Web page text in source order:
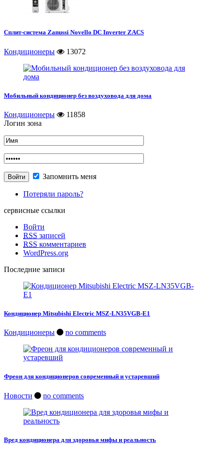
Сплит-система Zanussi Novello DC Inverter ZACS
Кондиционеры 13072
Мобильный кондиционер без воздуховода для дома
Кондиционеры
11858
Логин зона
Запомнить меня
Потеряли пароль?
сервисные ссылки
Войти
RSS записей
RSS комментариев
WordPress.org
Последние записи
Кондиционер Mitsubishi Electric MSZ-LN35VGB-E1
Кондиционеры no comments
Фреон для кондиционеров современный и устаревший
Новости no comments
Вред кондиционера для здоровья мифы и реальность